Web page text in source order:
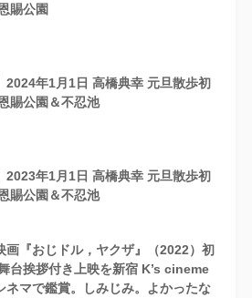
賜公園
2024年1月1日 高橋典幸 元旦散歩初
賜公園＆不忍池
2023年1月1日 高橋典幸 元旦散歩初
賜公園＆不忍池
画『おじドル，ヤクザ』（2022）初
台挨拶付き上映を新宿 K’s cineme
ネマで鑑賞。しみじみ。よかったな